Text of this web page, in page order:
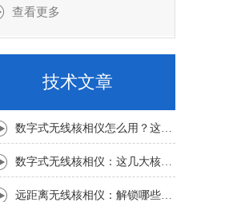
查看更多
技术文章
数字式无线核相仪怎么用？这份实操指南，新手也能轻松上手
数字式无线核相仪：这几大核心特点，让核相作业效率直接“提速”
远距离无线核相仪：解锁哪些“看不见”的电力适配场景？